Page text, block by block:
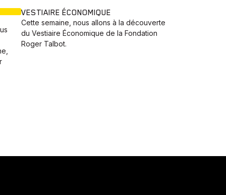
VESTIAIRE ÉCONOMIQUE
Cette semaine, nous allons à la découverte
du Vestiaire Économique de la Fondation
Roger Talbot.